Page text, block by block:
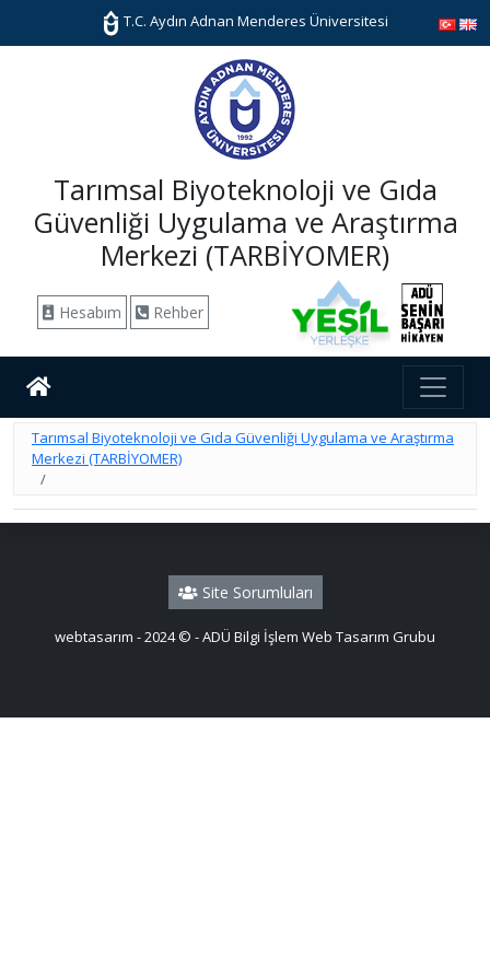
T.C. Aydın Adnan Menderes Üniversitesi
Tarımsal Biyoteknoloji ve Gıda
Güvenliği Uygulama ve Araştırma
Merkezi (TARBİYOMER)
Hesabım Rehber
Tarımsal Biyoteknoloji ve Gıda Güvenliği Uygulama ve Araştırma
Merkezi (TARBİYOMER)
Site Sorumluları
webtasarım - 2024 © - ADÜ Bilgi İşlem Web Tasarım Grubu